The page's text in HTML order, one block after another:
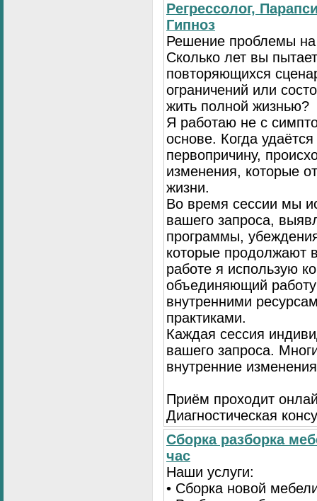
Регрессолог,
Гипноз
Решение проблемы на
Сколько лет вы
повторяющихся
ограничений или
жить полной жизнью?
Я работаю не с
основе. Когда
первопричину,
изменения, которые
жизни.
Во время сессии мы
вашего запроса,
программы,
которые продолжают
работе я использую
объединяющий
внутренними
практиками.
Каждая сессия
вашего запроса.
внутренние
Приём проходит
Диагностическая
Сборка разборка
час
Наши услуги:
• Сборка новой